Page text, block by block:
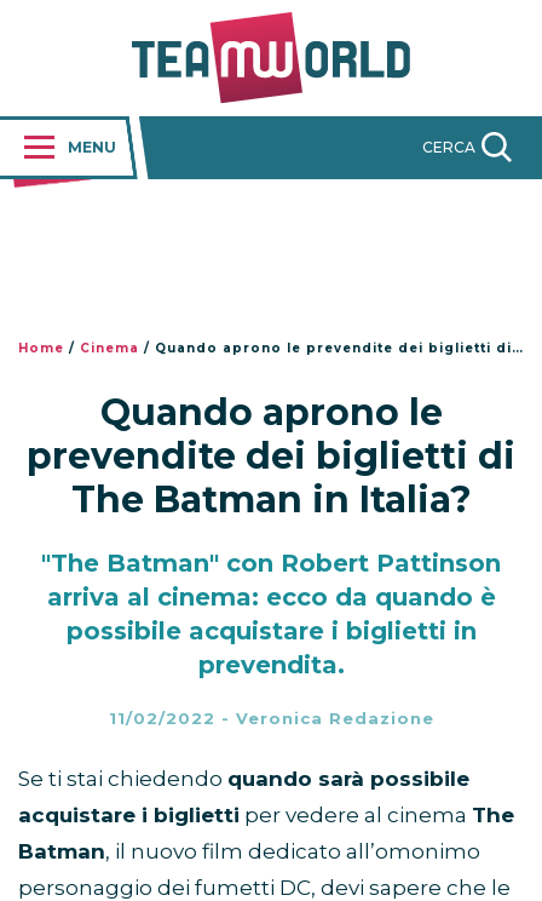
MENU CERCA
Home / Cinema / Quando aprono le prevendite dei biglietti di The Batman in Italia?
Quando aprono le
prevendite dei biglietti di
The Batman in Italia?
"The Batman" con Robert Pattinson
arriva al cinema: ecco da quando è
possibile acquistare i biglietti in
prevendita.
11/02/2022 - Veronica Redazione
Se ti stai chiedendo quando sarà possibile
acquistare i biglietti per vedere al cinema The
Batman, il nuovo film dedicato all’omonimo
personaggio dei fumetti DC, devi sapere che le